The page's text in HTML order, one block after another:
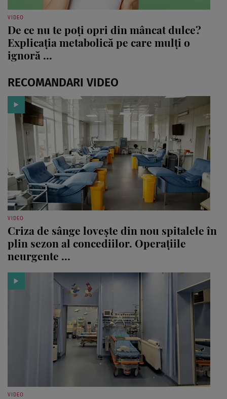
VIDEO
De ce nu te poți opri din mâncat dulce?
Explicația metabolică pe care mulți o
ignoră ...
RECOMANDARI VIDEO
VIDEO
Criza de sânge lovește din nou spitalele în
plin sezon al concediilor. Operațiile
neurgente ...
VIDEO